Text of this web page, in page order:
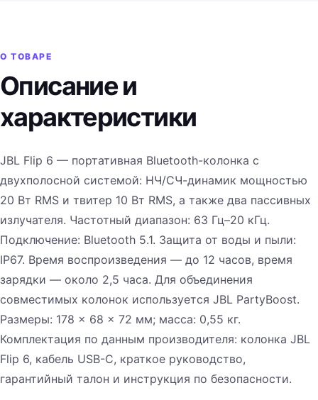
О ТОВАРЕ
Описание и
характеристики
JBL Flip 6 — портативная Bluetooth-колонка с
двухполосной системой: НЧ/СЧ-динамик мощностью
20 Вт RMS и твитер 10 Вт RMS, а также два пассивных
излучателя. Частотный диапазон: 63 Гц–20 кГц.
Подключение: Bluetooth 5.1. Защита от воды и пыли:
IP67. Время воспроизведения — до 12 часов, время
зарядки — около 2,5 часа. Для объединения
совместимых колонок используется JBL PartyBoost.
Размеры: 178 × 68 × 72 мм; масса: 0,55 кг.
Комплектация по данным производителя: колонка JBL
Flip 6, кабель USB-C, краткое руководство,
гарантийный талон и инструкция по безопасности.